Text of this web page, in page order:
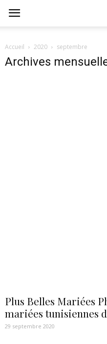
Accueil 2020 septembre
Archives
Plus Belles Mariées
mariées tunisiennes
29 septembre 2020